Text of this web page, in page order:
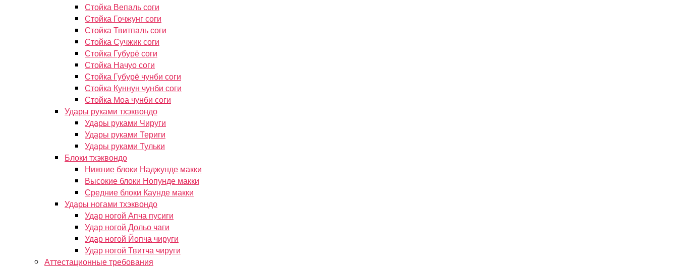
Стойка Вепаль соги
Стойка Гочжунг соги
Стойка Твитпаль соги
Стойка Сучжик соги
Стойка Губурё соги
Стойка Начуо соги
Стойка Губурё чунби соги
Стойка Куннун чунби соги
Стойка Моа чунби соги
Удары руками тхэквондо
Удары руками Чируги
Удары руками Териги
Удары руками Тульки
Блоки тхэквондо
Нижние блоки Наджунде макки
Высокие блоки Нопунде макки
Средние блоки Каунде макки
Удары ногами тхэквондо
Удар ногой Апча пусиги
Удар ногой Дольо чаги
Удар ногой Йопча чируги
Удар ногой Твитча чируги
Аттестационные требования